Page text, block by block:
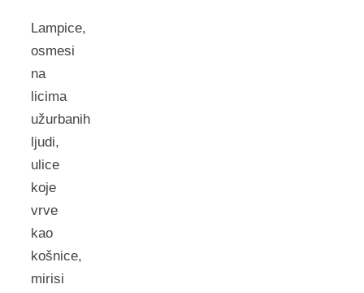
Lampice,
osmesi
na
licima
užurbanih
ljudi,
ulice
koje
vrve
kao
košnice,
mirisi